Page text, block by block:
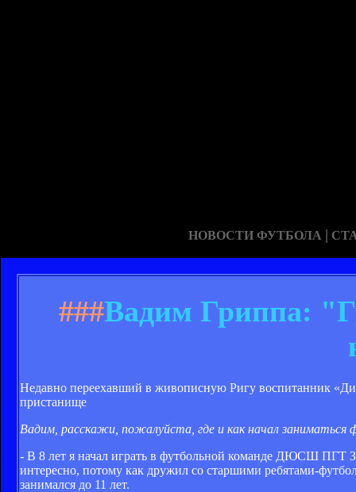
НОВОСТИ ФУТБОЛА |
###Вадим Гриппа:
Недавно переехавший в живописную Ригу воспитанник
пристанище
Вадим, расскажи, пожалуйста, где и как начал заниматься
- В 8 лет я начал играть в футбольной команде ДЮСШ ПГТ
интересно, потому как дружил со старшими ребятами-
занимался до 11 лет.